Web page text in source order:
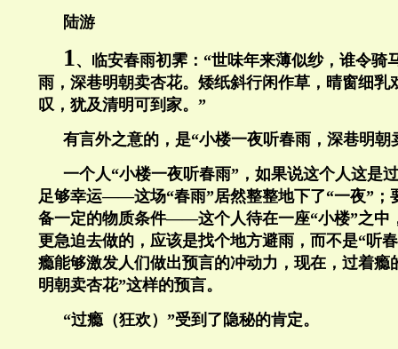
陆游
1、临安春雨初霁：“世味年来薄似纱，谁令骑
雨，深巷明朝卖杏花。矮纸斜行闲作草，晴窗细乳
叹，犹及清明可到家。”
有言外之意的，是“小楼一夜听春雨，深巷明朝
一个人“小楼一夜听春雨”，如果说这个人这是
足够幸运——这场“春雨”居然整整地下了“一夜”；
备一定的物质条件——这个人待在一座“小楼”之中
更急迫去做的，应该是找个地方避雨，而不是“听
瘾能够激发人们做出预言的冲动力，现在，过着瘾
明朝卖杏花”这样的预言。
“过瘾（狂欢）”受到了隐秘的肯定。